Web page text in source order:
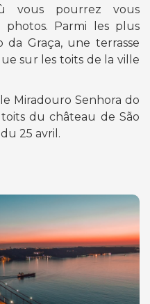
vous pourrez vous
Parmi les plus
da Graça, une terrasse
sur les toits de la ville
Miradouro Senhora do
du château de São
25 avril.